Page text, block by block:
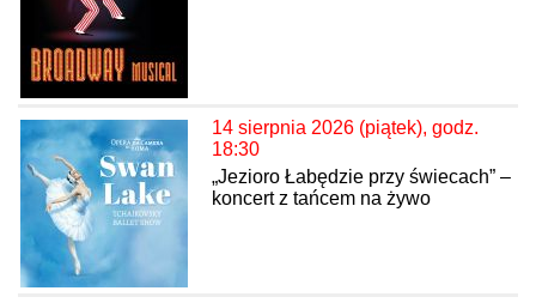
14 sierpnia 2026 (piątek), godz.
18:30
„Jezioro Łabędzie przy świecach” –
koncert z tańcem na żywo